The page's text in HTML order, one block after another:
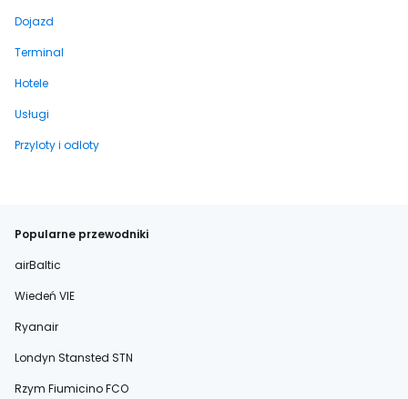
Dojazd
Terminal
Hotele
Usługi
Przyloty i odloty
Popularne przewodniki
airBaltic
Wiedeń VIE
Ryanair
Londyn Stansted STN
Rzym Fiumicino FCO